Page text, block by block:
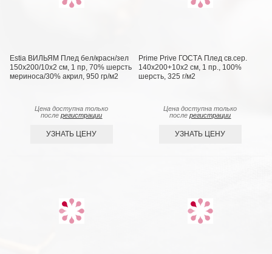
Estia ВИЛЬЯМ Плед бел/красн/зел
150х200/10х2 см, 1 пр, 70% шерсть
мериноса/30% акрил, 950 гр/м2
Цена доступна только
послерегистрации
УЗНАТЬ ЦЕНУ
Prime Prive ГОСТА Плед св.сер.
140х200+10х2 см, 1 пр., 100%
шерсть, 325 г/м2
Цена доступна только
послерегистрации
УЗНАТЬ ЦЕНУ